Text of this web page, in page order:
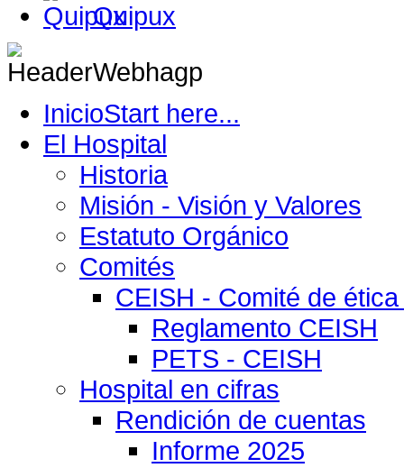
Quipux
InicioStart here...
El Hospital
Historia
Misión - Visión y Valores
Estatuto Orgánico
Comités
CEISH - Comité de
Reglamento CEISH
PETS - CEISH
Hospital en cifras
Rendición de cuentas
Informe 2025